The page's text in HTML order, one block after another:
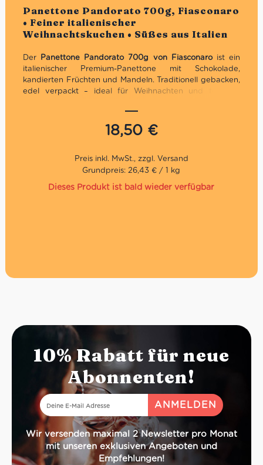
Panettone Pandorato 700g, Fiasconaro
• Feiner italienischer
Weihnachtskuchen • Süßes aus Italien
Der Panettone Pandorato 700g von Fiasconaroist ein
italienischer Premium-Panettone mit Schokolade,
kandierten Früchten und Mandeln. Traditionell gebacken,
edel verpackt – ideal für Weihnachten und festliche
Exklusives Geschenk für Weihnachten
Mit Mandeln, Schokoladentröpfchen und kandierte
Großzügiges Format
18,50 €
mit5.00von
5
Grundpreis: 26,43 € / 1 kg
Dieses Produkt ist bald wieder verfügbar
10% Rabatt für neue
Abonnenten!
Wir versenden maximal 2 Newsletter pro Monat
mit unseren exklusiven Angeboten und
Empfehlungen!